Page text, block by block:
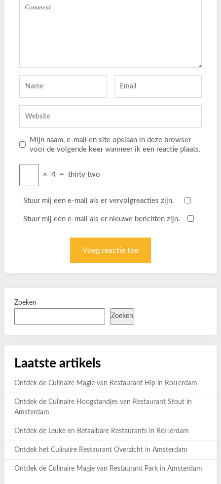
Mijn naam, e-mail en site opslaan in deze browser
voor de volgende keer wanneer ik een reactie plaats.
× 4 = thirty two
Stuur mij een e-mail als er vervolgreacties zijn.
Stuur mij een e-mail als er nieuwe berichten zijn.
Zoeken
Zoeken
Laatste artikels
Ontdek de Culinaire Magie van Restaurant Hip in Rotterdam
Ontdek de Culinaire Hoogstandjes van Restaurant Stout in
Amsterdam
Ontdek de Leuke en Betaalbare Restaurants in Rotterdam
Ontdek het Culinaire Restaurant Overzicht in Amsterdam
Ontdek de Culinaire Magie van Restaurant Park in Amsterdam